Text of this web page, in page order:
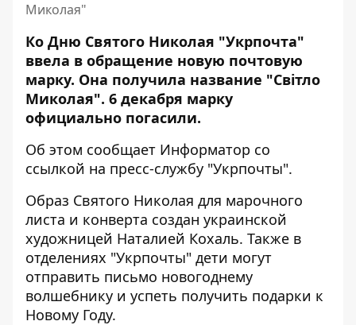
Миколая"
Ко Дню Святого Николая "Укрпочта"
ввела в обращение новую почтовую
марку. Она получила название "Світло
Миколая". 6 декабря марку
официально погасили.
Об этом сообщает Информатор со
ссылкой на пресс-службу "Укрпочты".
Образ Святого Николая для марочного
листа и конверта создан украинской
художницей Наталией Кохаль. Также в
отделениях "Укрпочты" дети могут
отправить письмо новогоднему
волшебнику и успеть получить подарки к
Новому Году.